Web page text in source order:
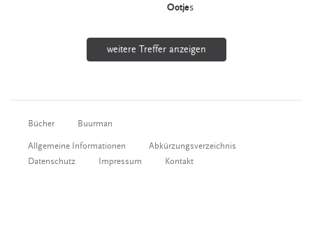
Ootjes
weitere Treffer anzeigen
Bücher Buurman
Allgemeine Informationen
Abkürzungsverzeichnis
Datenschutz
Impressum Kontakt